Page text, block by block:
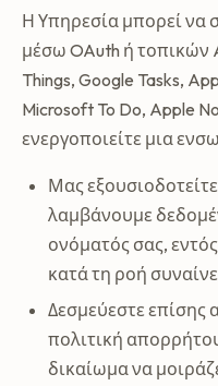
Η Υπηρεσία μπορεί να
μέσω OAuth ή τοπικών
Things, Google Tasks,
Microsoft To Do, Apple
ενεργοποιείτε μια
Μας
λαμβάνουμε
ονόματός σας,
κατά τη ροή
Δεσμεύεστε επίσης
πολιτική
δικαίωμα να